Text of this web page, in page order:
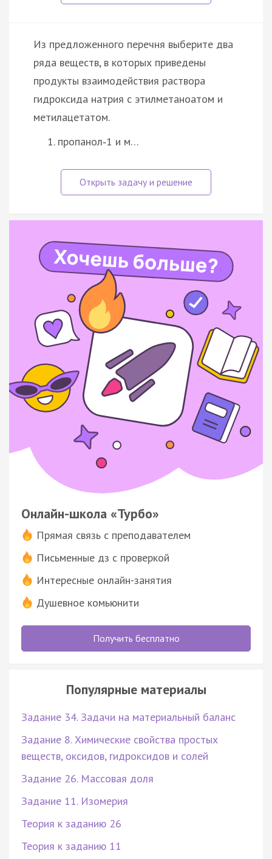
Из предложенного перечня выберите два
ряда веществ, в которых приведены
продукты взаимодействия раствора
гидроксида натрия с этилметаноатом и
метилацетатом.
пропанол‑1 и м…
Онлайн-школа «Турбо»
Прямая связь с преподавателем
Письменные дз с проверкой
Интересные онлайн-занятия
Душевное комьюнити
Получить бесплатно
Популярные материалы
Задание 34. Задачи на материальный баланс
Задание 8. Химические свойства простых
веществ, оксидов, гидроксидов и солей
Задание 26. Массовая доля
Задание 11. Изомерия
Теория к заданию 26
Теория к заданию 11